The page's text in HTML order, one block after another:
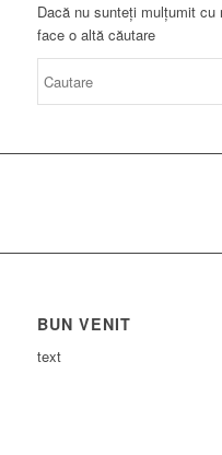
Dacă nu sunteți mulțumit
face o altă căutare
BUN VENIT
text